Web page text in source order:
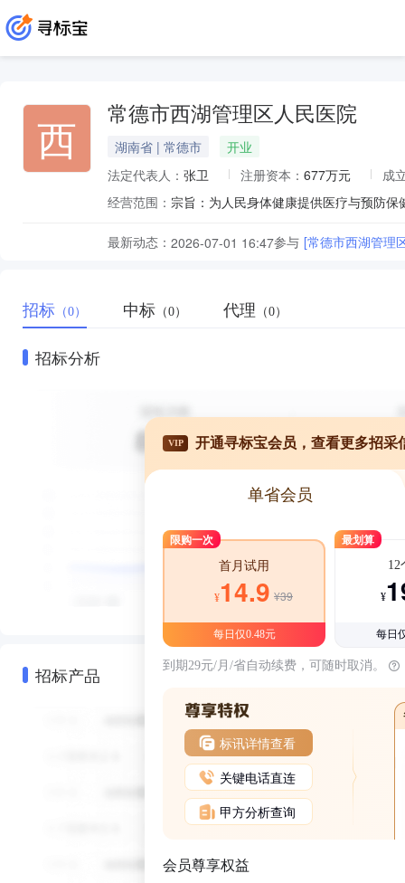
西 常德市西湖管理区人民医院
湖南省 | 常德市
开业
法定代表人： 张卫 注册资本： 677万元
成
经营范围：
最新动态： 2026-07-01 16:47参与 [常德市西湖管理
招标 （0） 中标 （0） 代理 （0）
招标分析
招标产品
VIP 开通寻标宝会员，查看更多招采
单省会员
限购一次
首月试用
¥14.9 ¥39
每日仅0.48元
最划算
12
¥
每日
到期29元/月/省自动续费，可随时取消。
标讯详情查看
关键电话直连
甲方分析查询
会员尊享权益